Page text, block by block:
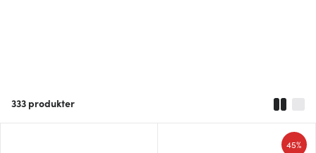
333 produkter
45%